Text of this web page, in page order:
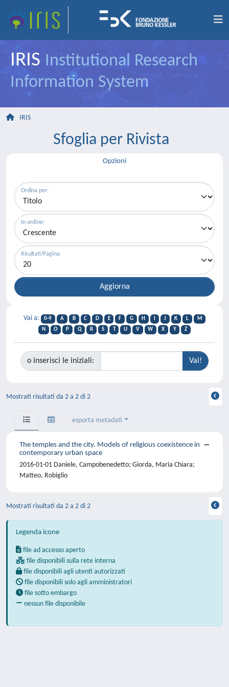
IRIS Institutional Research
Information System
IRIS
Sfoglia per Rivista
Opzioni
Ordina per:
In ordine:
Risultati/Pagina
Vai a: 0-9 A B C D E F G H J K L
M
N
O P Q R S T U V W X Y Z
o inserisci le iniziali:
Mostrati risultati da 2 a 2 di 2
esporta metadati
The temples and the city. Models of religious coexistence in
contemporary urban space
2016-01-01 Daniele, Campobenedetto; Giorda, Maria Chiara;
Matteo, Robiglio
Mostrati risultati da 2 a 2 di 2
Legenda icone
file ad accesso aperto
file disponibili sulla rete interna
file disponibili agli utenti autorizzati
file disponibili solo agli amministratori
file sotto embargo
nessun file disponibile